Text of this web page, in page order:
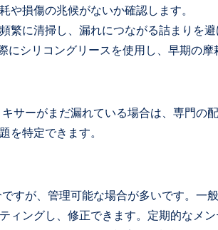
や損傷の兆候がないか確認します。
に清掃し、漏れにつながる詰まりを避
シリコングリースを使用し、早期の摩
サーがまだ漏れている場合は、専門の
を特定できます。
すが、管理可能な場合が多いです。一
ィングし、修正できます。定期的なメ